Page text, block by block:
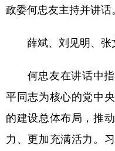
政委何忠友主持并讲话。
薛斌、刘见明、张
何忠友在讲话中指
平同志为核心的党中
的建设总体布局，推
力、更加充满活力。